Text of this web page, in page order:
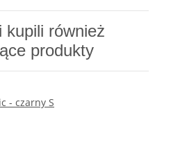
kupili również
produkty